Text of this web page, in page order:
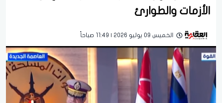
الأزمات والطوارئ
الخميس 09 يوليو 2026 | 11:49 صباحاً